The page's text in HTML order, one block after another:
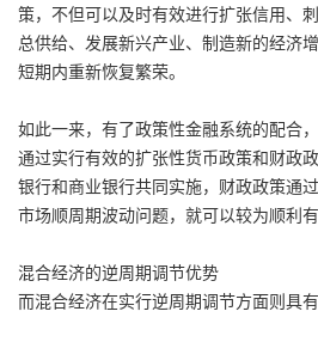
策，不但可以及时有效进行扩张信用、
总供给、发展新兴产业、制造新的经济
短期内重新恢复繁荣。
如此一来，有了政策性金融系统的配合
通过实行有效的扩张性货币政策和财政
银行和商业银行共同实施，财政政策通
市场顺周期波动问题，就可以较为顺利
混合经济的逆周期调节优势
而混合经济在实行逆周期调节方面则具有